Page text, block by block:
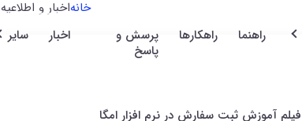
راهنما راهکارها
پرسش و
پاسخ
اخبار سایر
خانهاخبار و
فیلم آموزش ثبت سفارش در نرم افزار امگا